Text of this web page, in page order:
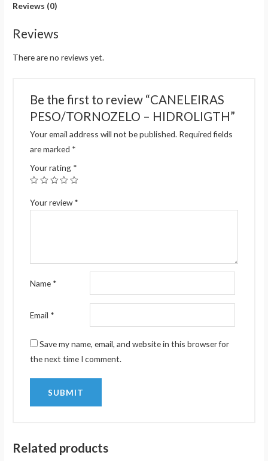
Reviews (0)
Reviews
There are no reviews yet.
Be the first to review “CANELEIRAS
PESO/TORNOZELO – HIDROLIGTH”
Your email address will not be published. Required fields
are marked *
Your rating *
Your review*
Name *
Email *
Save my name, email, and website in this browser for
the next time I comment.
Related products